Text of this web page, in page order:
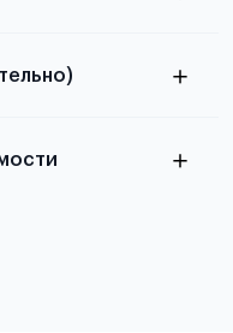
и пустых